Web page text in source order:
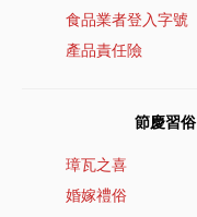
食品業者登入字號
產品責任險
節慶習俗
璋瓦之喜
婚嫁禮俗